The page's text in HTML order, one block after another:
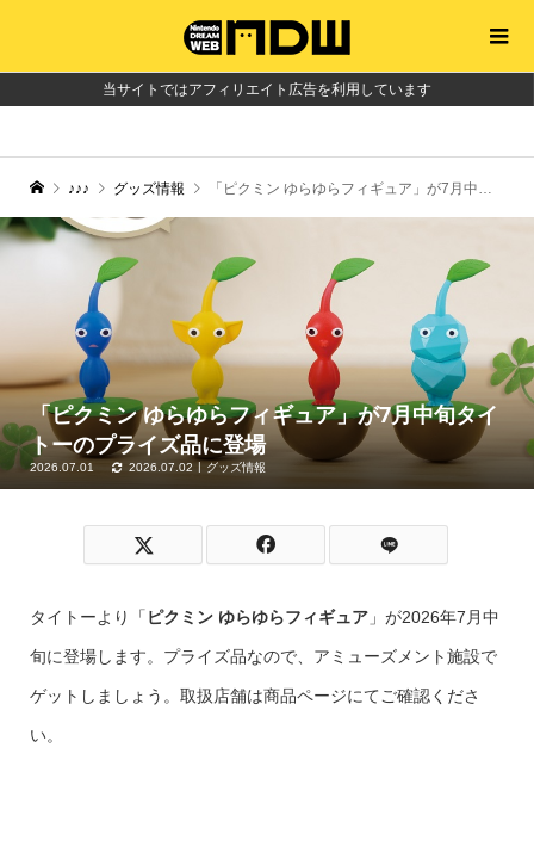
当サイトではアフィリエイト広告を利用しています
♪♪♪ グッズ情報 「ピクミン ゆらゆらフィギュア」が7月中旬タイトーのプライズ品に登場
「ピクミン ゆらゆらフィギュア」が7月中旬タイ
トーのプライズ品に登場
2026.07.01 2026.07.02 グッズ情報
タイトーより「 ピクミン ゆらゆらフィギュア」が2026年7月中
旬に登場します。プライズ品なので、アミューズメント施設で
ゲットしましょう。取扱店舗は商品ページにてご確認くださ
い。